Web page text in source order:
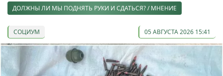
ДОЛЖНЫ ЛИ МЫ ПОДНЯТЬ РУКИ И СДАТЬСЯ? / МНЕНИЕ
СОЦИУМ 05 АВГУСТА 2026 15:41